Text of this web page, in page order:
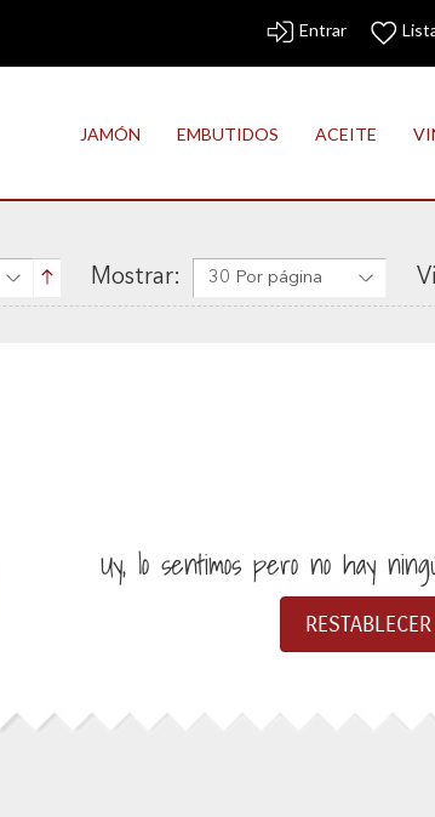
Entrar
JAMÓN EMBUTIDOS ACEITE
Mostrar: 30 Por página
Uy, lo sentimos pero no hay